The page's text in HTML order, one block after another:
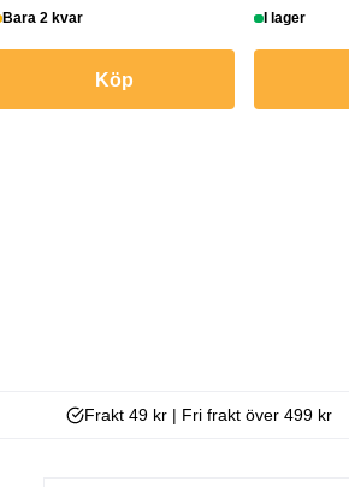
Bara 2 kvar
Köp
I lager
Frakt 49 kr | Fri frakt över 499 kr